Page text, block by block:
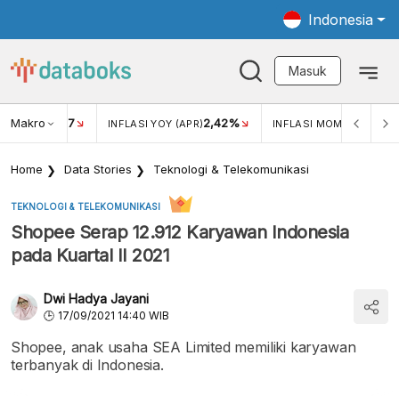
Indonesia
Masuk
Makro
USD/IDR 17 INFLASI YOY (APR)2,42% INFLASI MOM (APR)
Home Data Stories Teknologi & Telekomunikasi
TEKNOLOGI & TELEKOMUNIKASI
Shopee Serap 12.912 Karyawan Indonesia
pada Kuartal II 2021
Dwi Hadya Jayani
17/09/2021 14:40 WIB
Shopee, anak usaha SEA Limited memiliki karyawan
terbanyak di Indonesia.